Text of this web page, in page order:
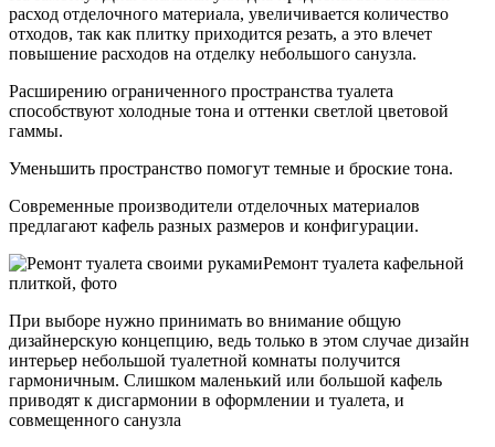
расход отделочного материала, увеличивается количество
отходов, так как плитку приходится резать, а это влечет
повышение расходов на отделку небольшого санузла.
Расширению ограниченного пространства туалета
способствуют холодные тона и оттенки светлой цветовой
гаммы.
Уменьшить пространство помогут темные и броские тона.
Современные производители отделочных материалов
предлагают кафель разных размеров и конфигурации.
Ремонт туалета кафельной
плиткой, фото
При выборе нужно принимать во внимание общую
дизайнерскую концепцию, ведь только в этом случае дизайн
интерьер небольшой туалетной комнаты получится
гармоничным. Слишком маленький или большой кафель
приводят к дисгармонии в оформлении и туалета, и
совмещенного санузла